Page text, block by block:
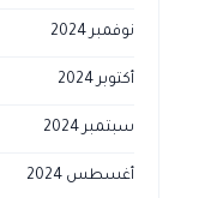
نوفمبر 2024
أكتوبر 2024
سبتمبر 2024
أغسطس 2024